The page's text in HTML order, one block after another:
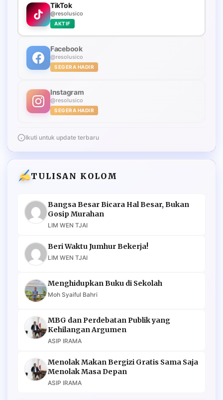
TikTok
@resolusico
AKTIF
Facebook
@resolusico
SEGERA HADIR
Instagram
@resolusico
SEGERA HADIR
Ikuti untuk update terbaru
TULISAN KOLOM
Bangsa Besar Bicara Hal Besar, Bukan
Gosip Murahan
LIM WEN TJAI
Beri Waktu Jumhur Bekerja!
LIM WEN TJAI
Menghidupkan Buku di Sekolah
Moh Syaiful Bahri
MBG dan Perdebatan Publik yang
Kehilangan Argumen
ASIP IRAMA
Menolak Makan Bergizi Gratis Sama Saja
Menolak Masa Depan
ASIP IRAMA